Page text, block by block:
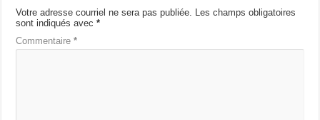
Votre adresse courriel ne sera pas publiée.
Les champs obligatoires
sont indiqués avec*
Commentaire*